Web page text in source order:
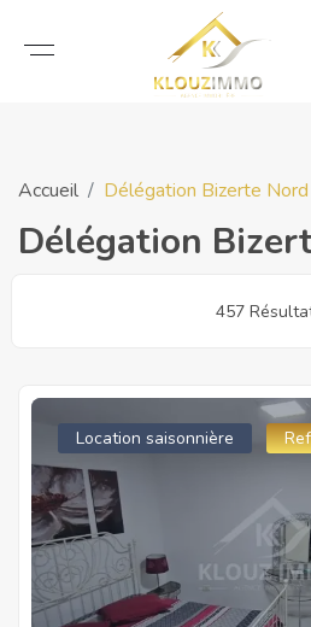
Accueil Délégation Bizerte Nord
Délégation
457
Location saisonnière